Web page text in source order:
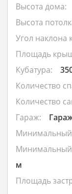
Высота дома:
Высота
Угол наклона
Площадь
Кубатура:
Количество
Количество
Гараж:
Минимальный
Минимальный
м
Площадь